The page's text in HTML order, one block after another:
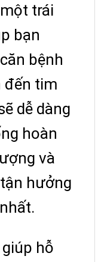
trái
bạn
bệnh
đến tim
dễ dàng
hoàn
và
hưởng
giúp hỗ